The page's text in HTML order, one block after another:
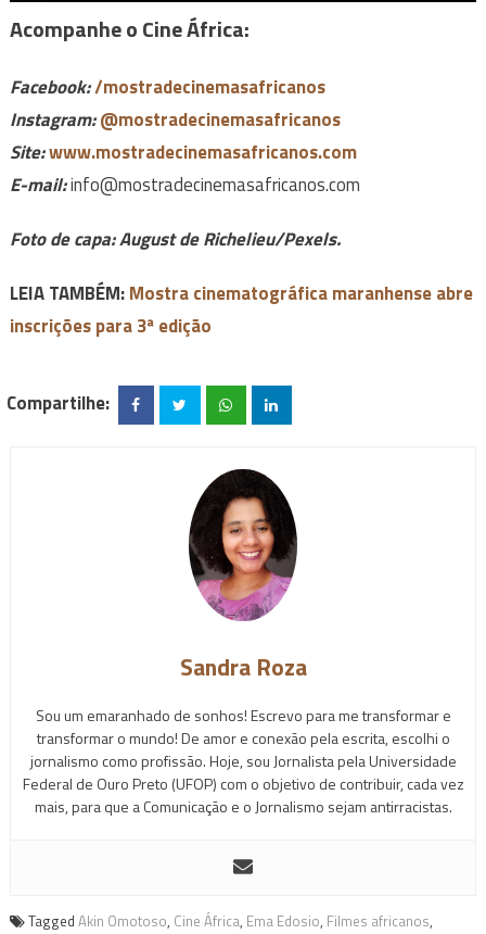
Acompanhe o Cine África:
Facebook:/mostradecinemasafricanos
Instagram:@mostradecinemasafricanos
Site:www.mostradecinemasafricanos.com
E-mail:info@mostradecinemasafricanos.com
Foto de capa: August de Richelieu/Pexels.
LEIA TAMBÉM:Mostra cinematográfica maranhense abre
inscrições para 3ª edição
Compartilhe:
Sandra Roza
Sou um emaranhado de sonhos! Escrevo para me transformar e
transformar o mundo! De amor e conexão pela escrita, escolhi o
jornalismo como profissão. Hoje, sou Jornalista pela Universidade
Federal de Ouro Preto (UFOP) com o objetivo de contribuir, cada vez
mais, para que a Comunicação e o Jornalismo sejam antirracistas.
Tagged Akin Omotoso, Cine África, Ema Edosio, Filmes africanos,